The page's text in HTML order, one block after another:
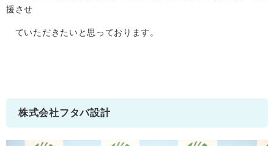
援させ
ていただきたいと思っております。
株式会社フタバ設計